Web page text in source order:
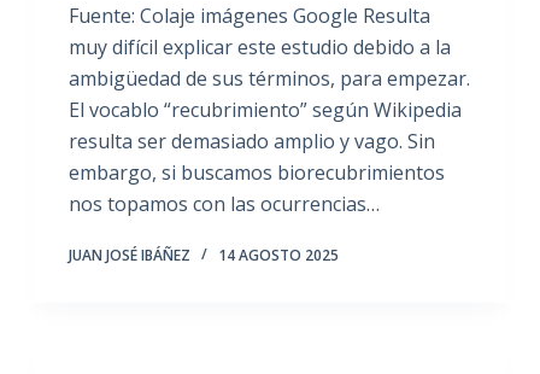
Fuente: Colaje imágenes Google Resulta
muy difícil explicar este estudio debido a la
ambigüedad de sus términos, para empezar.
El vocablo “recubrimiento” según Wikipedia
resulta ser demasiado amplio y vago. Sin
embargo, si buscamos biorecubrimientos
nos topamos con las ocurrencias…
JUAN JOSÉ IBÁÑEZ 14 AGOSTO 2025